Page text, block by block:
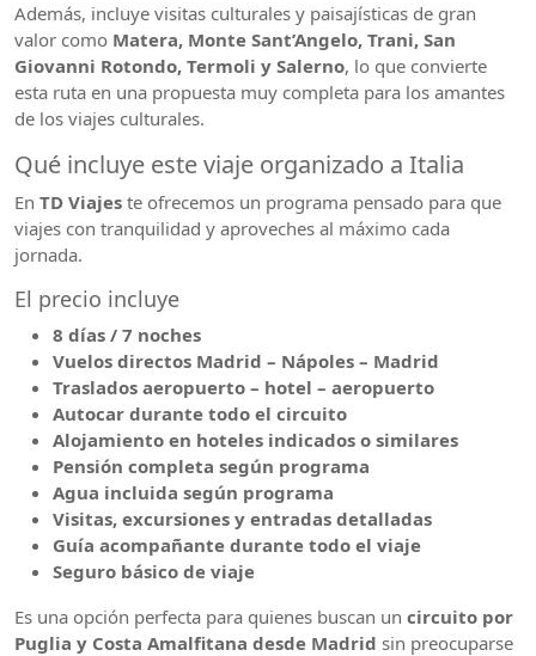
Además, incluye visitas culturales y paisajísticas de gran
valor como Matera, Monte Sant’Angelo, Trani, San
Giovanni Rotondo, Termoli y Salerno, lo que convierte
esta ruta en una propuesta muy completa para los amantes
de los viajes culturales.
Qué incluye este viaje organizado a Italia
En TD Viajes te ofrecemos un programa pensado para que
viajes con tranquilidad y aproveches al máximo cada
jornada.
El precio incluye
8 días / 7 noches
Vuelos directos Madrid – Nápoles – Madrid
Traslados aeropuerto – hotel – aeropuerto
Autocar durante todo el circuito
Alojamiento en hoteles indicados o similares
Pensión completa según programa
Agua incluida según programa
Visitas, excursiones y entradas detalladas
Guía acompañante durante todo el viaje
Seguro básico de viaje
Es una opción perfecta para quienes buscan un circuito por
Puglia y Costa Amalfitana desde Madrid sin preocuparse